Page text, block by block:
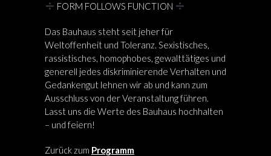
FORM FOLLOWS FUNCTION
Das Bauhaus steht seit jeher für
Weltoffenheit und Toleranz. Sexistisches,
rassistisches, homophobes, gewalttätiges und
generell jedes diskriminierende Verhalten und
Gedankengut lehnen wir ab und kann zum
Ausschluss von der Veranstaltung führen.
Lasst uns die Werte des Bauhaus hochhalten
– und feiern!
Zurück zum Programm